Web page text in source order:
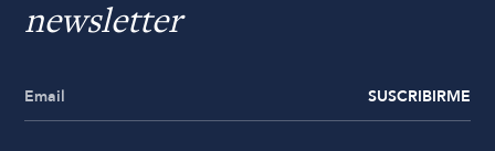
newsletter
SUSCRIBIRME